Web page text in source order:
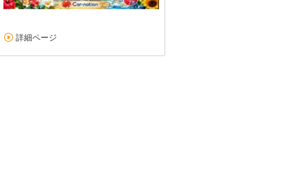
こちらの店舗様で初のマイカー購入となりました。 初のマイカーとい
明点が多かったのですが、とても丁寧に教えていただきました。 オ
詳細ページ